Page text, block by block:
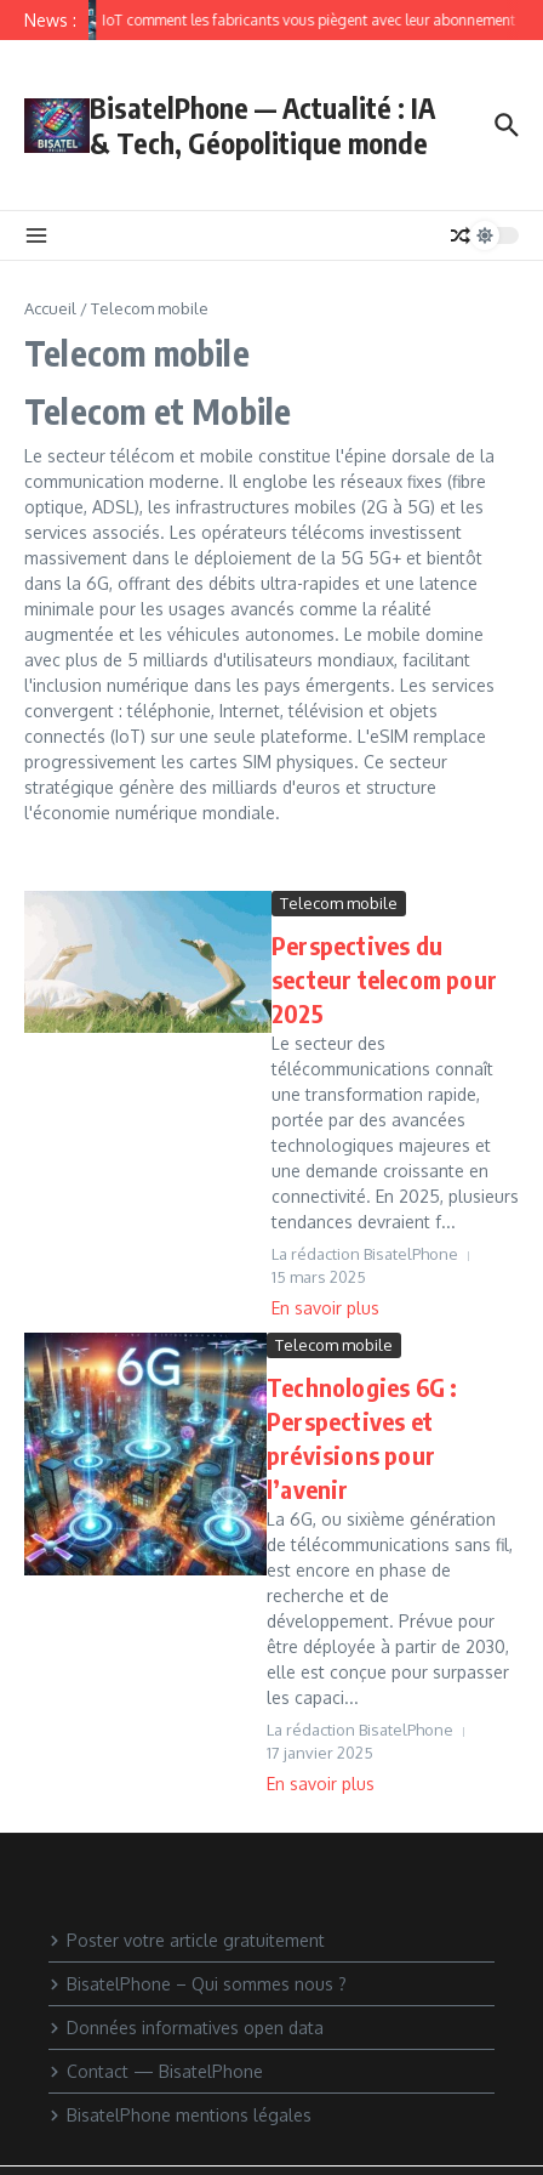
News : IoT comment les fabricants vous piègent avec leur abonnement
BisatelPhone — Actualité : IA
& Tech, Géopolitique monde
Accueil /Telecom mobile
Telecom mobile
Telecom et Mobile
Le secteur télécom et mobile constitue l'épine dorsale de la
communication moderne. Il englobe les réseaux fixes (fibre
optique, ADSL), les infrastructures mobiles (2G à 5G) et les
services associés. Les opérateurs télécoms investissent
massivement dans le déploiement de la 5G 5G+ et bientôt
dans la 6G, offrant des débits ultra-rapides et une latence
minimale pour les usages avancés comme la réalité
augmentée et les véhicules autonomes. Le mobile domine
avec plus de 5 milliards d'utilisateurs mondiaux, facilitant
l'inclusion numérique dans les pays émergents. Les services
convergent : téléphonie, Internet, télévision et objets
connectés (IoT) sur une seule plateforme. L'eSIM remplace
progressivement les cartes SIM physiques. Ce secteur
stratégique génère des milliards d'euros et structure
l'économie numérique mondiale.
Telecom mobile
Perspectives du
secteur telecom pour
2025
Le secteur des
télécommunications connaît
une transformation rapide,
portée par des avancées
technologiques majeures et
une demande croissante en
connectivité. En 2025, plusieurs
tendances devraient f...
La rédaction BisatelPhone
15 mars 2025
Telecom mobile
Technologies 6G :
Perspectives et
prévisions pour
l’avenir
La 6G, ou sixième génération
de télécommunications sans fil,
est encore en phase de
recherche et de
développement. Prévue pour
être déployée à partir de 2030,
elle est conçue pour surpasser
les capaci...
La rédaction BisatelPhone
17 janvier 2025
Poster votre article gratuitement
BisatelPhone – Qui sommes nous ?
Données informatives open data
Contact — BisatelPhone
BisatelPhone mentions légales